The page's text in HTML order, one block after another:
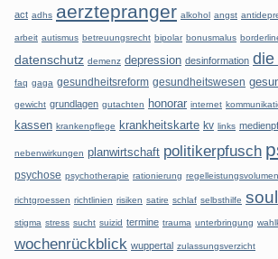
act adhs aerztepranger alkohol angst
arbeit autismus betreuungsrecht bipolar bonusmalus
datenschutz demenz depression desinformation die
faq gaga gesundheitsreform gesundheitswesen
gewicht grundlagen gutachten honorar internet
kassen krankenpflege krankheitskarte kv links
nebenwirkungen planwirtschaft politikerpfusch
psychose psychotherapie rationierung regelleistungsvolumen
richtgroessen richtlinien risiken satire schlaf selbsthilfe
stigma stress sucht suizid termine trauma unterbringung
wochenrückblick wuppertal zulassungsverzicht